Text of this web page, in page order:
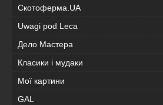
Скотоферма.UA
Uwagi pod Leca
Дело Мастера
Класики і мудаки
Мої картини
GAL